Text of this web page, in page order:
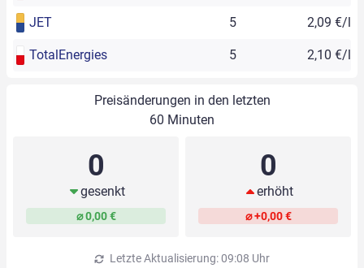
JET 5 2,09 €/l
TotalEnergies 5 2,10 €/l
Preisänderungen in den letzten
60 Minuten
0
gesenkt
⌀ 0,00 €
0
erhöht
⌀ +0,00 €
Letzte Aktualisierung: 09:08 Uhr